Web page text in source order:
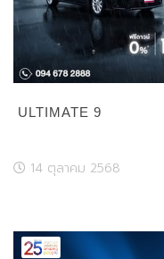
ULTIMATE 9
14 ตุลาคม 2568